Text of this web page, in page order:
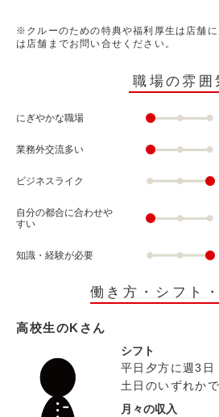
※クルーのための特典や福利厚生は店舗に
は店舗までお問い合せください。
職場の雰囲
にぎやかな職場
業務外交流多い
ビジネスライク
自分の都合に合わせや
すい
知識・経験が必要
働き方・シフト
高校生のKさん
シフト
平日夕方に週3日
土日のいずれか
月々の収入